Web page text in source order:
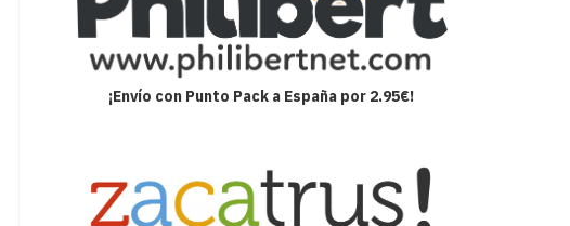
¡Envío con Punto Pack a España por 2.95€!